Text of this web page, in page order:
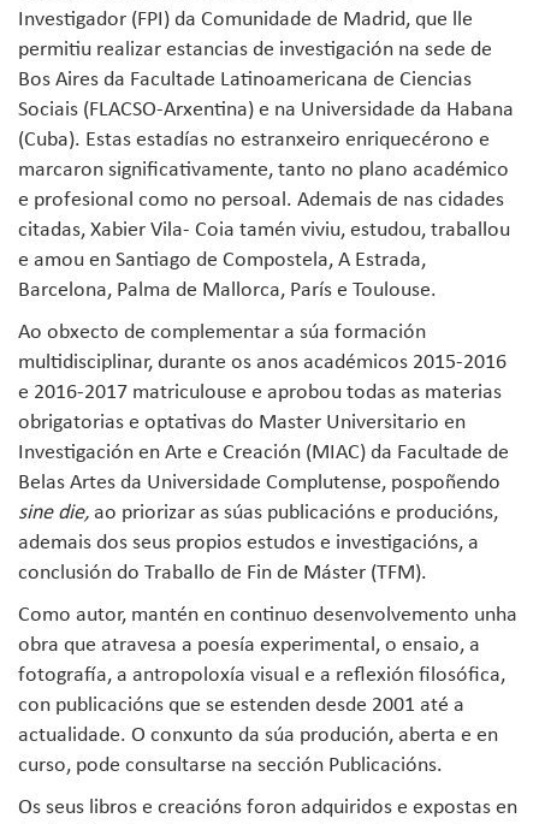
Investigador (FPI) da Comunidade de Madrid, que lle
permitiu realizar estancias de investigación na sede de
Bos Aires da Facultade Latinoamericana de Ciencias
Sociais (FLACSO-Arxentina) e na Universidade da Habana
(Cuba). Estas estadías no estranxeiro enriquecérono e
marcaron significativamente, tanto no plano académico
e profesional como no persoal. Ademais de nas cidades
citadas, Xabier Vila- Coia tamén viviu, estudou, traballou
e amou en Santiago de Compostela, A Estrada,
Barcelona, Palma de Mallorca, París e Toulouse.
Ao obxecto de complementar a súa formación
multidisciplinar, durante os anos académicos 2015-2016
e 2016-2017 matriculouse e aprobou todas as materias
obrigatorias e optativas do Master Universitario en
Investigación en Arte e Creación (MIAC) da Facultade de
Belas Artes da Universidade Complutense, pospoñendo
sine die, ao priorizar as súas publicacións e producións,
ademais dos seus propios estudos e investigacións, a
conclusión do Traballo de Fin de Máster (TFM).
Como autor, mantén en continuo desenvolvemento unha
obra que atravesa a poesía experimental, o ensaio, a
fotografía, a antropoloxía visual e a reflexión filosófica,
con publicacións que se estenden desde 2001 até a
actualidade. O conxunto da súa produción, aberta e en
curso, pode consultarse na sección Publicacións.
Os seus libros e creacións foron adquiridos e expostas en